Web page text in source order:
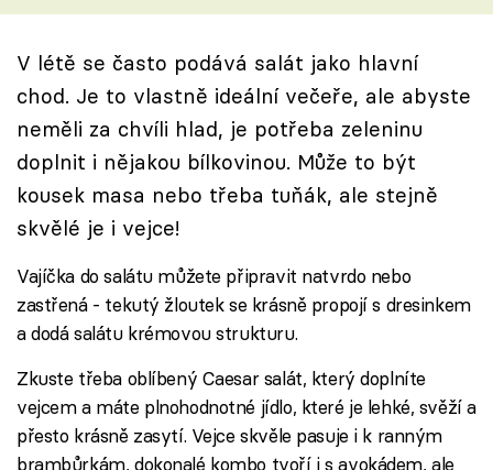
Speciál: Cuketa
Těhotnej kuchař
Sledujte prima+
Přihlášení
Sledujte nás
V létě se často podává salát jako hlavní
chod. Je to vlastně ideální večeře, ale abyste
neměli za chvíli hlad, je potřeba zeleninu
doplnit i nějakou bílkovinou. Může to být
kousek masa nebo třeba tuňák, ale stejně
skvělé je i vejce!
Vajíčka do salátu můžete připravit natvrdo nebo
zastřená - tekutý žloutek se krásně propojí s dresinkem
a dodá salátu krémovou strukturu.
Zkuste třeba oblíbený Caesar salát, který doplníte
vejcem a máte plnohodnotné jídlo, které je lehké, svěží a
přesto krásně zasytí. Vejce skvěle pasuje i k ranným
brambůrkám, dokonalé kombo tvoří i s avokádem, ale